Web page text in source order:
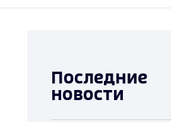
Последние
новости